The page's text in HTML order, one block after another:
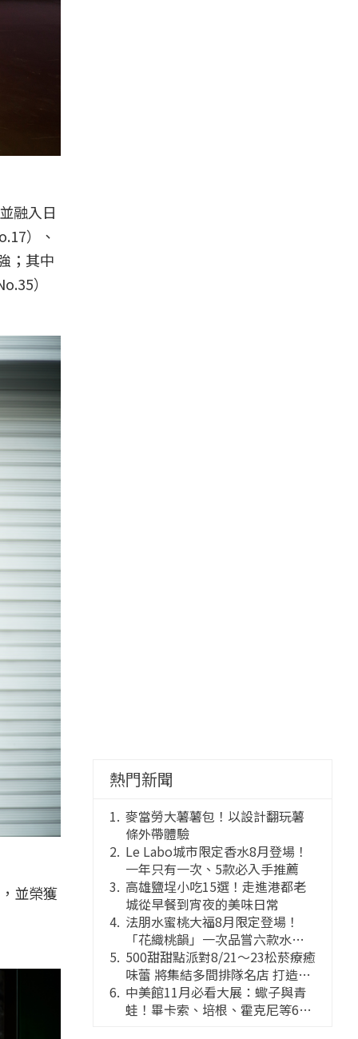
融入日
）、
；其中
）
並榮獲
熱門新聞
麥當勞大薯薯包！以設計翻玩薯
條外帶體驗
Le Labo城市限定香水8月登場！
一年只有一次、5款必入手推薦
高雄鹽埕小吃15選！走進港都老
城從早餐到宵夜的美味日常
法朋水蜜桃大福8月限定登場！
「花織桃韻」一次品嘗六款水蜜
桃花果大福
500甜甜點派對8/21～23松菸療癒
味蕾 將集結多間排隊名店 打造靈
感創意的舞台
中美館11月必看大展：蠍子與青
蛙！畢卡索、培根、霍克尼等66